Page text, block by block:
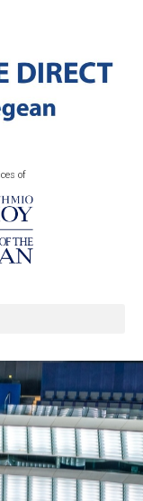
of